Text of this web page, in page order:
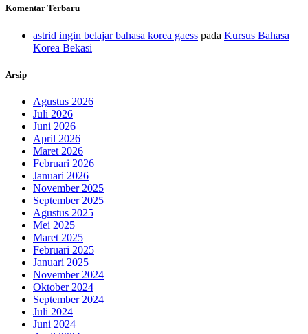
Komentar Terbaru
astrid ingin belajar bahasa korea gaess pada Kursus Bahasa
Korea Bekasi
Arsip
Agustus 2026
Juli 2026
Juni 2026
April 2026
Maret 2026
Februari 2026
Januari 2026
November 2025
September 2025
Agustus 2025
Mei 2025
Maret 2025
Februari 2025
Januari 2025
November 2024
Oktober 2024
September 2024
Juli 2024
Juni 2024